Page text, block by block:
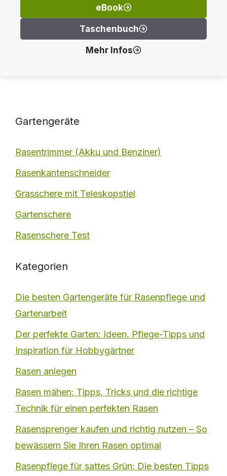
eBook
Taschenbuch
Mehr Infos
Gartengeräte
Rasentrimmer (Akku und Benziner)
Rasenkantenschneider
Grasschere mit Teleskopstiel
Gartenschere
Rasenschere Test
Kategorien
Die besten Gartengeräte für Rasenpflege und
Gartenarbeit
Der perfekte Garten: Ideen, Pflege-Tipps und
Inspiration für Hobbygärtner
Rasen anlegen
Rasen mähen: Tipps, Tricks und die richtige
Technik für einen perfekten Rasen
Rasensprenger kaufen und richtig nutzen – So
bewässern Sie Ihren Rasen optimal
Rasenpflege für sattes Grün: Die besten Tipps